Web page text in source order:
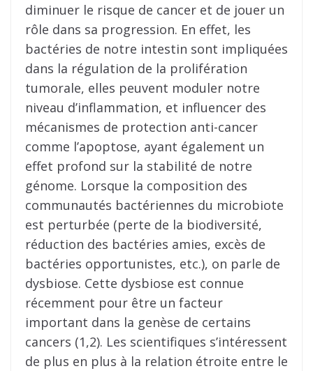
diminuer le risque de cancer et de jouer un
rôle dans sa progression. En effet, les
bactéries de notre intestin sont impliquées
dans la régulation de la prolifération
tumorale, elles peuvent moduler notre
niveau d’inflammation, et influencer des
mécanismes de protection anti-cancer
comme l’apoptose, ayant également un
effet profond sur la stabilité de notre
génome. Lorsque la composition des
communautés bactériennes du microbiote
est perturbée (perte de la biodiversité,
réduction des bactéries amies, excès de
bactéries opportunistes, etc.), on parle de
dysbiose. Cette dysbiose est connue
récemment pour être un facteur
important dans la genèse de certains
cancers (1,2). Les scientifiques s’intéressent
de plus en plus à la relation étroite entre le